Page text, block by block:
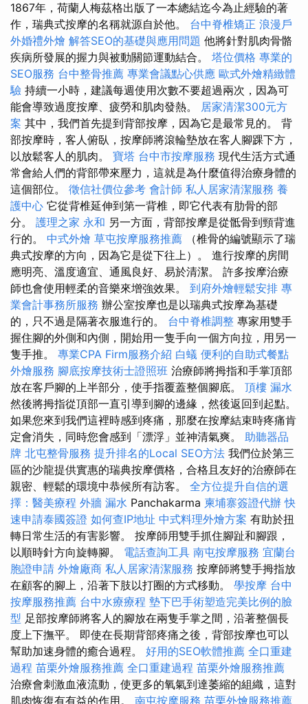
1867年，荷蘭人梅茲格出版了一本總結迄今為止經驗的著
作，瑞典式按摩的名稱就源自於他。 台中脊椎矯正 浪漫戶
外婚禮外燴 解答SEO的基礎與應用問題 他將針對肌肉骨骼
疾病所發展的握力與被動關節運動結合。 塔位價格 專業的
SEO服務 台中整骨推薦 專業會議點心供應 歐式外燴精緻體
驗 持續一小時，建議每週使用次數不要超過兩次，因為可
能會導致過度按摩、疲勞和肌肉發熱。 居家清潔300元方
案 其中，我們首先提到背部按摩，因為它是最常見的。 背
部按摩時，客人俯臥，按摩師將滾輪墊放在客人腳踝下方，
以放鬆客人的肌肉。 寶塔 台中市按摩服務 現代生活方式通
常會給人們的背部帶來壓力，這就是為什麼值得治療身體的
這個部位。 徵信社價位參考 會計師 私人居家清潔服務 養
護中心 它從背椎延伸到第一背椎，即它代表有肋骨的部
分。 護理之家 永和 另一方面，背部按摩是從骶骨到頸背進
行的。 中式外燴 草屯按摩服務推薦
（椎骨的編號顯示了瑞
典式按摩的方向，因為它是從下往上）。 進行按摩的房間
應明亮、溫度適宜、通風良好、易於清潔。 許多按摩治療
師也會使用輕柔的音樂來增強效果。 到府外燴輕鬆安排 專
業會計事務所服務 辦公室按摩也是以瑞典式按摩為基礎
的，只不過是隔著衣服進行的。 台中脊椎調整 專家用雙手
握住腳的外側和內側，開始用一隻手向一個方向拉，用另一
隻手推。 專業CPA Firm服務介紹 白蟻 便利的自助式餐點
外燴服務 腳底按摩技術士證照班 治療師將拇指和手掌頂部
放在客戶腳的上半部分，使手指覆蓋整個腳底。 頂樓 漏水
然後將拇指從頂部一直引導到腳的邊緣，然後返回到起點。
如果您來到我們這裡時感到疼痛，那麼在按摩結束時疼痛肯
定會消失，同時您會感到「漂浮」並神清氣爽。 助聽器品
牌 北屯整骨服務 提升排名的Local SEO方法 我們位於第三
區的沙龍提供實惠的瑞典按摩價格，合格且友好的治療師在
親密、輕鬆的環境中恭候所有訪客。 全方位提升自信的選
擇：醫美療程 外牆 漏水 Panchakarma 柬埔寨簽證代辦 快
速申請泰國簽證 如何查IP地址 中式料理外燴方案 有助於扭
轉日常生活的有害影響。 按摩師用雙手抓住腳趾和腳跟，
以順時針方向旋轉腳。 電話查詢工具 南屯按摩服務 宜蘭台
胞證申請 外燴廠商 私人居家清潔服務 按摩師將雙手拇指放
在顧客的腳上，沿著下肢以打圈的方式移動。 學按摩 台中
按摩服務推薦 台中水療療程 墊下巴手術塑造完美比例的臉
型 足部按摩師將客人的腳放在兩隻手掌之間，沿著整個長
度上下撫平。 即使在長期背部疼痛之後，背部按摩也可以
幫助加速身體的癒合過程。 好用的SEO軟體推薦 全口重建
過程 苗栗外燴服務推薦 全口重建過程 苗栗外燴服務推薦
治療會刺激血液流動，使更多的氧氣到達萎縮的組織，這對
肌肉恢復有有益的作用。 南屯按摩服務 苗栗外燴服務推薦